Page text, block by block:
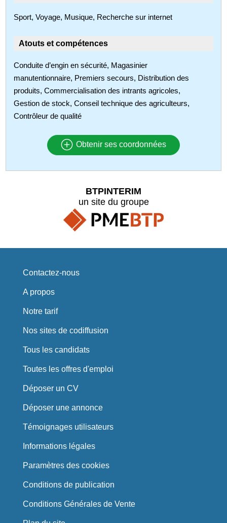
Sport, Voyage, Musique, Recherche sur internet
Atouts et compétences
Conduite d’engin en sécurité, Magasinier
manutentionnaire, Premiers secours, Distribution des
produits, Commercialisation des intrants agricoles,
Gestion de stock, Conseil technique des agriculteurs,
Contrôleur de qualité
Obtenir ses coordonnées
BTPINTERIM
un site du groupe
Contactez-nous
A propos
Notre tarif
Nos sites de codiffusion
Tous les candidats
Toutes les offres d'emploi
Déposer un CV
Déposer une annonce
Témoignages utilisateurs
Informations légales
Paramètres des cookies
Conditions de publication
Conditions Générales de Vente